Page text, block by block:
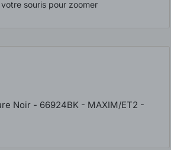
votre souris pour zoomer
Noir - 66924BK - MAXIM/ET2 -